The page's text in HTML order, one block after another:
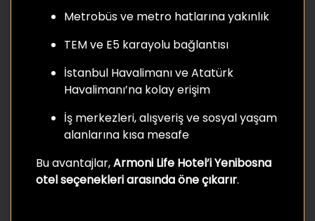
Metrobüs ve metro hatlarına yakınlık
TEM ve E5 karayolu bağlantısı
İstanbul Havalimanı ve Atatürk
Havalimanı’na kolay erişim
İş merkezleri, alışveriş ve sosyal yaşam
alanlarına kısa mesafe
Bu avantajlar,Armoni Life Hotel’i Yenibosna
otel seçenekleri arasında öne çıkarır.